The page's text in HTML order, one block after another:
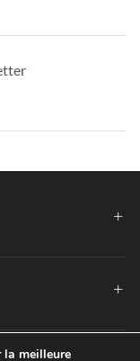
meilleure